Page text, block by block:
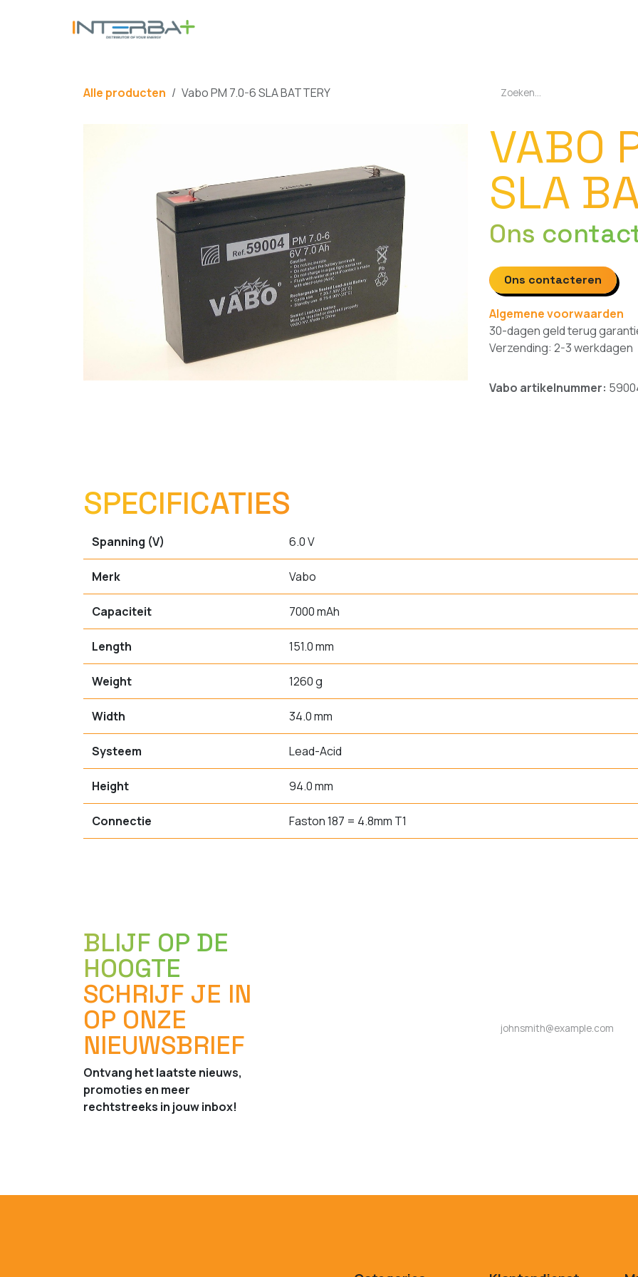
Alle producten Vabo PM 7.0-6 SLA BATTERY
VABO
SLA
Ons
Ons contacteren
Algemene voorwaarden
30-dagen geld terug
Verzending: 2-3 werkdagen
Vabo artikelnummer:
SPECIFICATIES
Spanning (V) 6.0 V
Merk Vabo
Capaciteit 7000 mAh
Length 151.0 mm
Weight 1260 g
Width 34.0 mm
Systeem Lead-Acid
Height 94.0 mm
Connectie Faston 187 = 4.8mm T1
BLIJF OP DE
HOOGTE
SCHRIJF JE IN
OP ONZE
NIEUWSBRIEF
Ontvang het laatste nieuws,
promoties en meer
rechtstreeks in jouw inbox!